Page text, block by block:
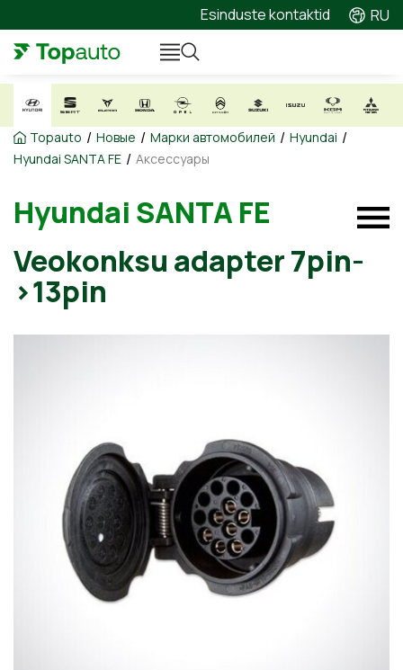
Esinduste kontaktid RU
Topauto / Новые / Марки автомобилей / Hyundai /
Hyundai SANTA FE / Аксессуары
Hyundai SANTA FE
Veokonksu adapter 7pin-
>13pin